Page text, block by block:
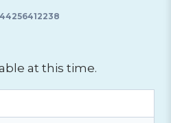
€.
at this time.